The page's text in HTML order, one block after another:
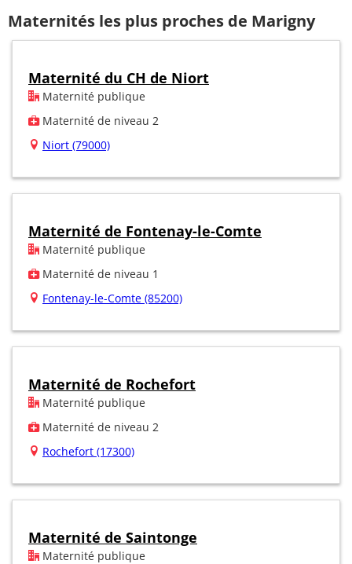
Maternités les plus proches de Marigny
Maternité du CH de Niort
Maternité publique
Maternité de niveau 2
Niort (79000)
Maternité de Fontenay-le-Comte
Maternité publique
Maternité de niveau 1
Fontenay-le-Comte (85200)
Maternité de Rochefort
Maternité publique
Maternité de niveau 2
Rochefort (17300)
Maternité de Saintonge
Maternité publique